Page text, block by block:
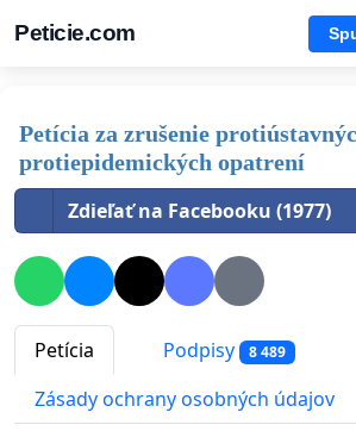
Peticie.com
Petícia za zrušenie
protiepidemických opatrení
Zdieľať na Facebooku (1977)
Petícia Podpisy 8 489
Zásady ochrany osobných údajov